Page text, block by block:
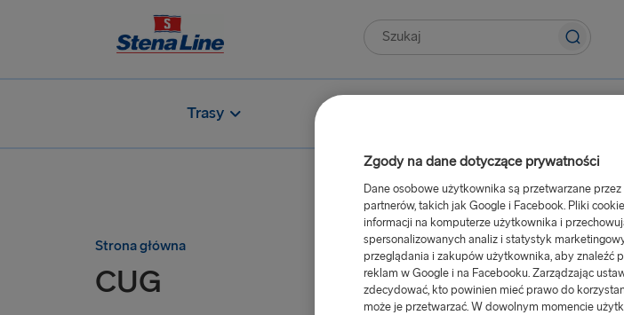
Trasy
Strona główna
CUG
Zgody na dane dotyczące prywatności
Dane osobowe użytkownika są przetwarzane
partnerów, takich jak Google i Facebook. Pliki
informacji na komputerze użytkownika i
spersonalizowanych analiz i statystyk
przeglądania i zakupów użytkownika, aby znaleźć
reklam w Google i na Facebooku. Zarządzając
zdecydować, kto powinien mieć prawo do
może je przetwarzać. W dowolnym momencie